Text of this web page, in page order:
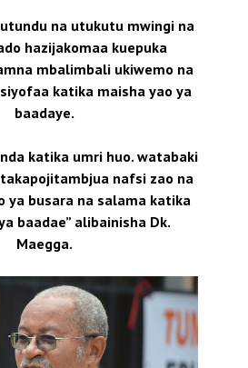
na utukutu mwingi na
hazijakomaa kuepuka
mbalimbali ukiwemo na
katika maisha yao ya
baadaye.
katika umri huo. watabaki
nafsi zao na
ya busara na salama katika
baadae” alibainisha Dk.
Maegga.